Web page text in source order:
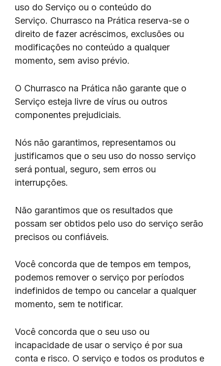
uso do Serviço ou o conteúdo do
Serviço. Churrasco na Prática reserva-se o
direito de fazer acréscimos, exclusões ou
modificações no conteúdo a qualquer
momento, sem aviso prévio.
O Churrasco na Prática não garante que o
Serviço esteja livre de vírus ou outros
componentes prejudiciais.
Nós não garantimos, representamos ou
justificamos que o seu uso do nosso serviço
será pontual, seguro, sem erros ou
interrupções.
Não garantimos que os resultados que
possam ser obtidos pelo uso do serviço serão
precisos ou confiáveis.
Você concorda que de tempos em tempos,
podemos remover o serviço por períodos
indefinidos de tempo ou cancelar a qualquer
momento, sem te notificar.
Você concorda que o seu uso ou
incapacidade de usar o serviço é por sua
conta e risco. O serviço e todos os produtos e